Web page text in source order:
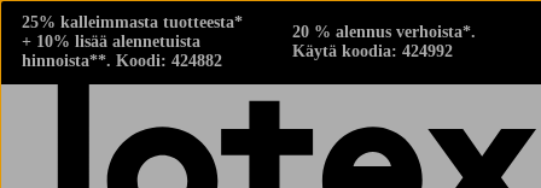
25% kalleimmasta tuotteesta*
+ 10% lisää alennetuista
hinnoista**. Koodi: 424882
20 % alennus verhoista*.
Käytä koodia: 424992